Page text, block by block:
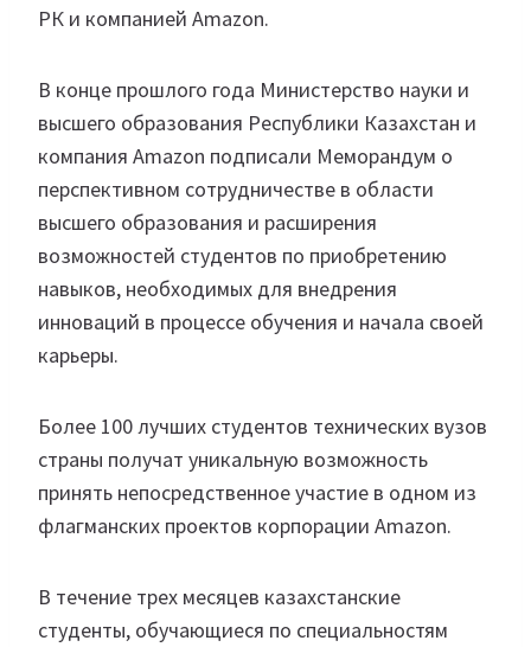
РК и компанией Amazon.
В конце прошлого года Министерство науки и
высшего образования Республики Казахстан и
компания Amazon подписали Меморандум о
перспективном сотрудничестве в области
высшего образования и расширения
возможностей студентов по приобретению
навыков, необходимых для внедрения
инноваций в процессе обучения и начала своей
карьеры.
Более 100 лучших студентов технических вузов
страны получат уникальную возможность
принять непосредственное участие в одном из
флагманских проектов корпорации Amazon.
В течение трех месяцев казахстанские
студенты, обучающиеся по специальностям